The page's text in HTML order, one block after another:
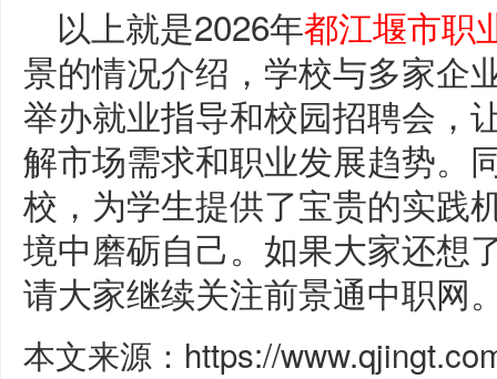
以上就是2026年都江堰市职
景的情况介绍，学校与多家企
举办就业指导和校园招聘会，
解市场需求和职业发展趋势。
校，为学生提供了宝贵的实践
境中磨砺自己。如果大家还想
请大家继续关注前景通中职网
本文来源：https://